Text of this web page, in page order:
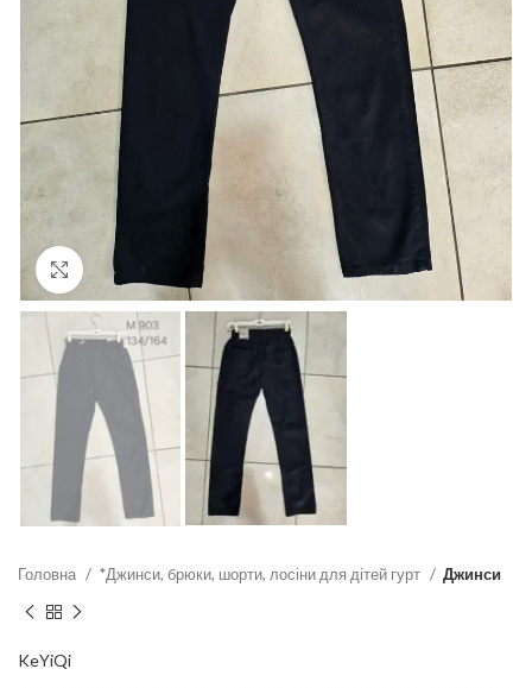
Click to enlarge
Головна *Джинси, брюки, шорти, лосіни для дітей гурт Джинси
KeYiQi